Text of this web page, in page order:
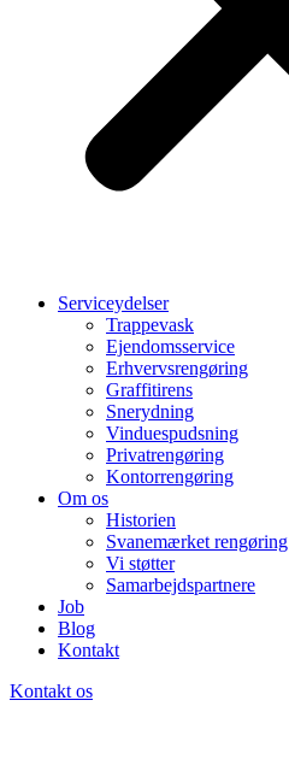
Serviceydelser
Trappevask
Ejendomsservice
Erhvervsrengøring
Graffitirens
Snerydning
Vinduespudsning
Privatrengøring
Kontorrengøring
Om os
Historien
Svanemærket rengøring
Vi støtter
Samarbejdspartnere
Job
Blog
Kontakt
Kontakt os